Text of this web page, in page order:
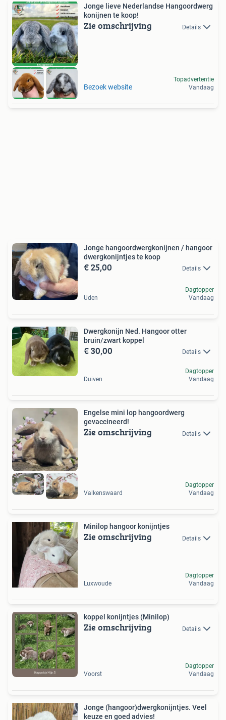
Jonge lieve Nederlandse Hangoordwerg
konijnen te koop!
Zie omschrijving Details
Bezoek website
Topadvertentie
Vandaag
Jonge hangoordwergkonijnen / hangoor
dwergkonijntjes te koop
€ 25,00 Details
Uden
Dagtopper
Vandaag
Dwergkonijn Ned. Hangoor otter
bruin/zwart koppel
€ 30,00 Details
Duiven
Dagtopper
Vandaag
Engelse mini lop hangoordwerg
gevaccineerd!
Zie omschrijving Details
Valkenswaard
Dagtopper
Vandaag
Minilop hangoor konijntjes
Zie omschrijving Details
Luxwoude
Dagtopper
Vandaag
koppel konijntjes (Minilop)
Zie omschrijving Details
Voorst
Dagtopper
Vandaag
Jonge (hangoor)dwergkonijntjes. Veel
keuze en goed advies!